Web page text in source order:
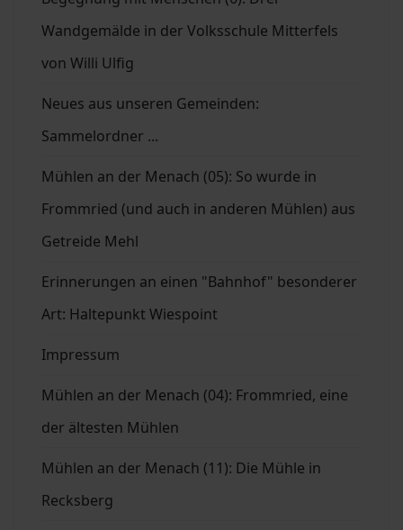
Wandgemälde in der Volksschule Mitterfels
von Willi Ulfig
Neues aus unseren Gemeinden:
Sammelordner ...
Mühlen an der Menach (05): So wurde in
Frommried (und auch in anderen Mühlen) aus
Getreide Mehl
Erinnerungen an einen "Bahnhof" besonderer
Art: Haltepunkt Wiespoint
Impressum
Mühlen an der Menach (04): Frommried, eine
der ältesten Mühlen
Mühlen an der Menach (11): Die Mühle in
Recksberg